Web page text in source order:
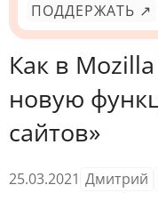
ПОДДЕРЖАТЬ ↗
Как в
новую
сайтов»
25.03.2021 Дмитрий